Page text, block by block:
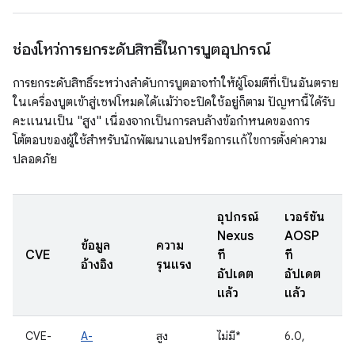
ช่องโหว่การยกระดับสิทธิ์ในการบูตอุปกรณ์
การยกระดับสิทธิ์ระหว่างลำดับการบูตอาจทำให้ผู้โจมตีที่เป็นอันตราย
ในเครื่องบูตเข้าสู่เซฟโหมดได้แม้ว่าจะปิดใช้อยู่ก็ตาม ปัญหานี้ได้รับ
คะแนนเป็น "สูง" เนื่องจากเป็นการลบล้างข้อกำหนดของการ
โต้ตอบของผู้ใช้สำหรับนักพัฒนาแอปหรือการแก้ไขการตั้งค่าความ
ปลอดภัย
CVE
ข้อมูล
อ้างอิง
ความ
รุนแรง
อุปกรณ์
Nexus
ที่
อัปเดต
แล้ว
เวอร์ชัน
AOSP
ที่
อัปเดต
แล้ว
CVE-
A-
สูง ไม่มี*
6.0,